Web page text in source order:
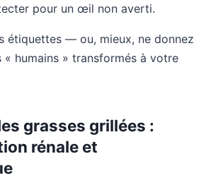
pour un œil non averti.
étiquettes — ou, mieux, ne donnez
« humains » transformés à votre
grasses grillées :
rénale et